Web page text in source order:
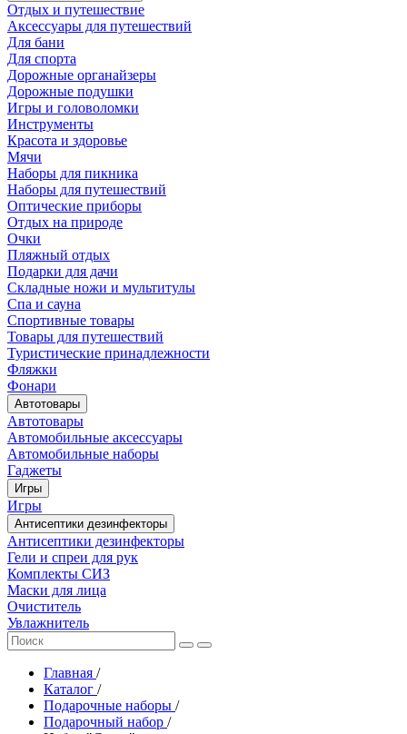
Отдых и путешествие
Аксессуары для путешествий
Для бани
Для спорта
Дорожные органайзеры
Дорожные подушки
Игры и головоломки
Инструменты
Красота и здоровье
Мячи
Наборы для пикника
Наборы для путешествий
Оптические приборы
Отдых на природе
Очки
Пляжный отдых
Подарки для дачи
Складные ножи и мультитулы
Спа и сауна
Спортивные товары
Товары для путешествий
Туристические принадлежности
Фляжки
Фонари
Автотовары
Автотовары
Автомобильные аксессуары
Автомобильные наборы
Гаджеты
Игры
Игры
Антисептики дезинфекторы
Антисептики дезинфекторы
Гели и спреи для рук
Комплекты СИЗ
Маски для лица
Очиститель
Увлажнитель
Главная /
Каталог /
Подарочные наборы /
Подарочный набор /